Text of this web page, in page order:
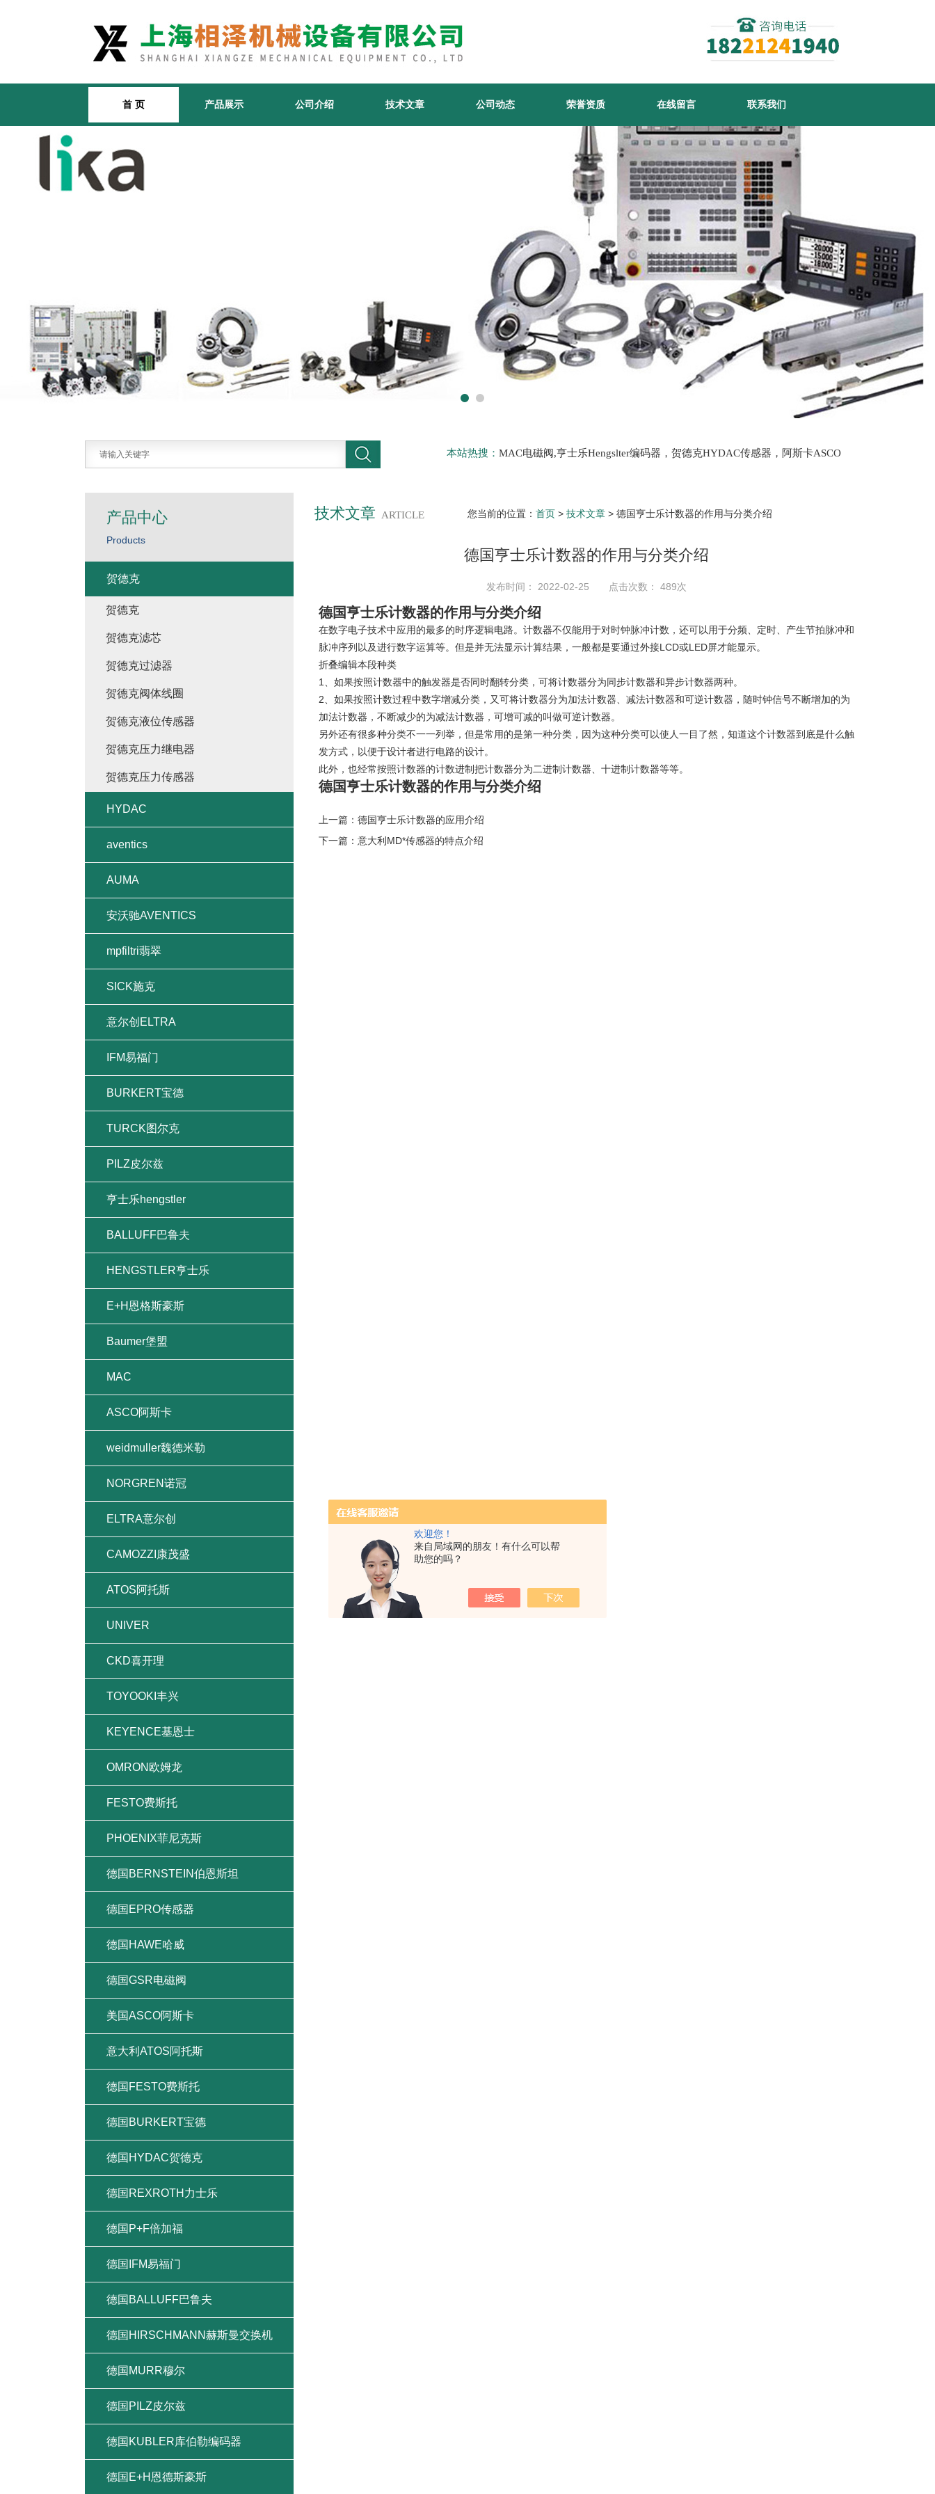
欢迎您！
来自局域网的朋友！有什么可以帮
助您的吗？
首 页 产品展示 公司介绍 技术文章 公司动态 荣誉资质 在线留言 联系我们
本站热搜： MAC电磁阀,亨士乐Hengslter编码器，贺德克HYDAC传感器，阿斯卡ASCO
技术文章 ARTICLE 您当前的位置： 首页 > 技术文章 > 德国亨士乐计数器的作用与分类介绍
德国亨士乐计数器的作用与分类介绍
发布时间： 2022-02-25 点击次数： 489次
德国亨士乐计数器的作用与分类介绍
在数字电子技术中应用的最多的时序逻辑电路。计数器不仅能用于对时钟脉冲计数，还可以用于分频、定时、产生节拍脉冲和
脉冲序列以及进行数字运算等。但是并无法显示计算结果，一般都是要通过外接LCD或LED屏才能显示。
折叠编辑本段种类
1、如果按照计数器中的触发器是否同时翻转分类，可将计数器分为同步计数器和异步计数器两种。
2、如果按照计数过程中数字增减分类，又可将计数器分为加法计数器、减法计数器和可逆计数器，随时钟信号不断增加的为
加法计数器，不断减少的为减法计数器，可增可减的叫做可逆计数器。
另外还有很多种分类不一一列举，但是常用的是第一种分类，因为这种分类可以使人一目了然，知道这个计数器到底是什么触
发方式，以便于设计者进行电路的设计。
此外，也经常按照计数器的计数进制把计数器分为二进制计数器、十进制计数器等等。
德国亨士乐计数器的作用与分类介绍
上一篇： 德国亨士乐计数器的应用介绍
下一篇： 意大利MD*传感器的特点介绍
产品中心
Products
贺德克
贺德克
贺德克滤芯
贺德克过滤器
贺德克阀体线圈
贺德克液位传感器
贺德克压力继电器
贺德克压力传感器
HYDAC
aventics
AUMA
安沃驰AVENTICS
mpfiltri翡翠
SICK施克
意尔创ELTRA
IFM易福门
BURKERT宝德
TURCK图尔克
PILZ皮尔兹
亨士乐hengstler
BALLUFF巴鲁夫
HENGSTLER亨士乐
E+H恩格斯豪斯
Baumer堡盟
MAC
ASCO阿斯卡
weidmuller魏德米勒
NORGREN诺冠
ELTRA意尔创
CAMOZZI康茂盛
ATOS阿托斯
UNIVER
CKD喜开理
TOYOOKI丰兴
KEYENCE基恩士
OMRON欧姆龙
FESTO费斯托
PHOENIX菲尼克斯
德国BERNSTEIN伯恩斯坦
德国EPRO传感器
德国HAWE哈威
德国GSR电磁阀
美国ASCO阿斯卡
意大利ATOS阿托斯
德国FESTO费斯托
德国BURKERT宝德
德国HYDAC贺德克
德国REXROTH力士乐
德国P+F倍加福
德国IFM易福门
德国BALLUFF巴鲁夫
德国HIRSCHMANN赫斯曼交换机
德国MURR穆尔
德国PILZ皮尔兹
德国KUBLER库伯勒编码器
德国E+H恩德斯豪斯